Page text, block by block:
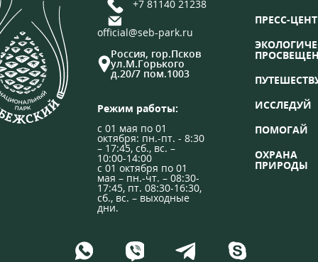
+7 81140 21238
official@seb-park.ru
Россия, гор.Псков
ул.М.Горького
д.20/7 пом.1003
Режим работы:
с 01 мая по 01
октября: пн.-пт. - 8:30
– 17:45, сб., вс. –
10:00-14:00
с 01 октября по 01
мая – пн.-чт. – 08:30-
17:45, пт. 08:30-16:30,
сб., вс. – выходные
дни.
ПРЕСС-
ИССЛЕДУЙ
ПОМОГАЙ
ОХРАНА
ПРИРОДЫ